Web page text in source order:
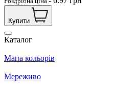
Купити
Каталог
Мапа кольорів
Мереживо